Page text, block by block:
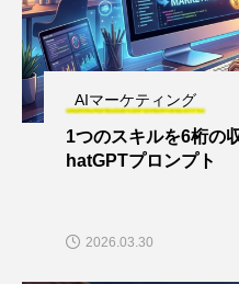
AIマーケティング
1つのスキルを6桁の
hatGPTプロンプト
2026.03.30